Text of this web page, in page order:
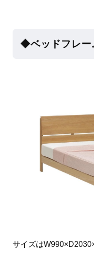
◆ベッドフレー
サイズは